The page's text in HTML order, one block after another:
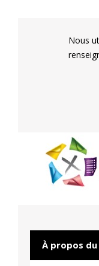
Nous
À propos du